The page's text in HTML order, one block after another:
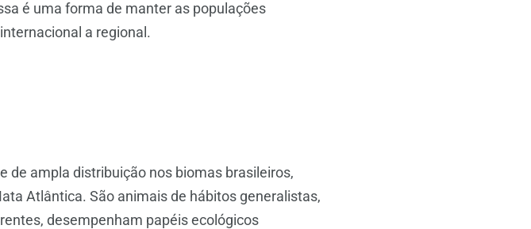
é uma forma de manter as populações
a regional.
de ampla distribuição nos biomas brasileiros,
Atlântica. São animais de hábitos generalistas,
desempenham papéis ecológicos